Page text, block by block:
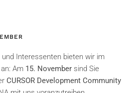
und Interessenten bieten wir im
Am 15. November sind Sie
CURSOR Development Community